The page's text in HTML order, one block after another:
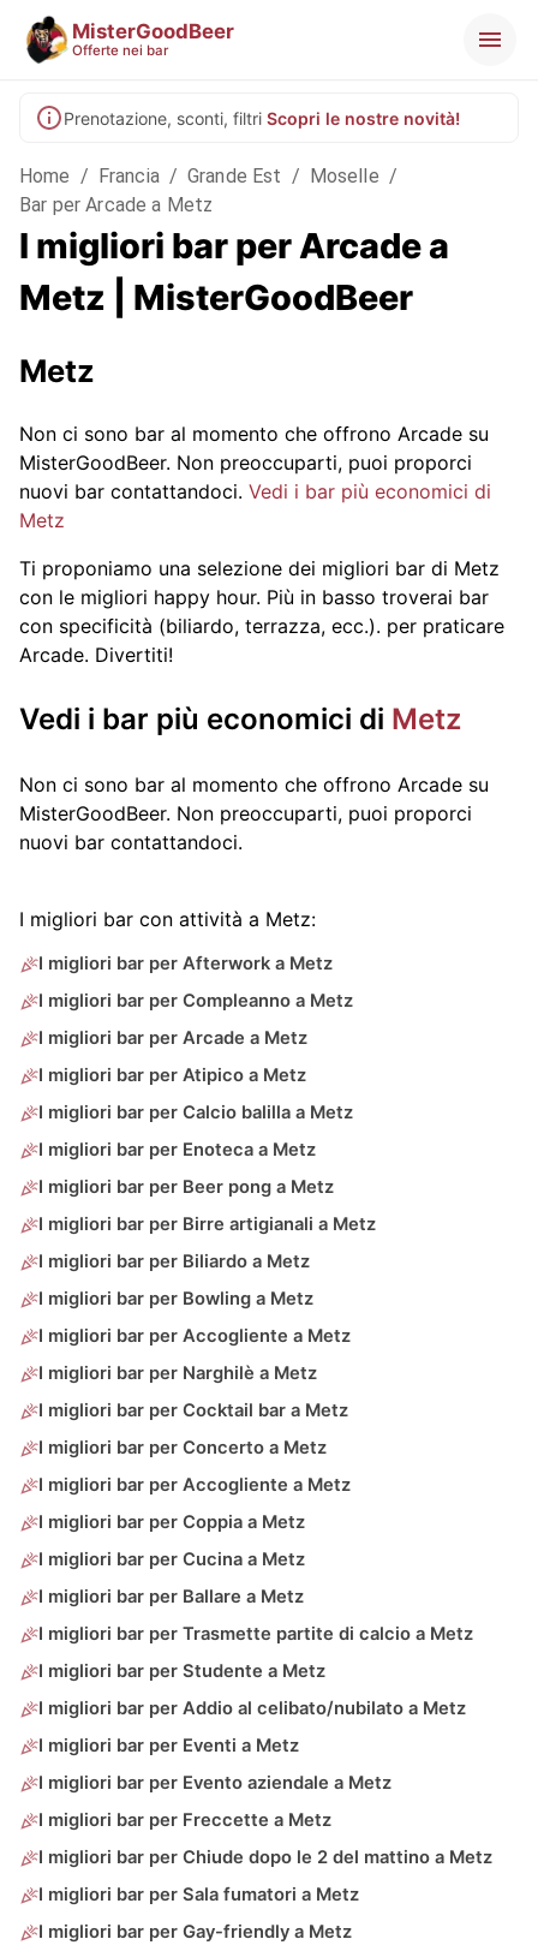
MisterGoodBeer
Offerte nei bar
Prenotazione, sconti, filtri Scopri le nostre novità!
Home / Francia / Grande Est / Moselle /
Bar per Arcade a Metz
I migliori bar per Arcade a
Metz | MisterGoodBeer
Metz
Non ci sono bar al momento che offrono Arcade su
MisterGoodBeer. Non preoccuparti, puoi proporci
nuovi bar contattandoci. Vedi i bar più economici di
Metz
Ti proponiamo una selezione dei migliori bar di Metz
con le migliori happy hour. Più in basso troverai bar
con specificità (biliardo, terrazza, ecc.). per praticare
Arcade. Divertiti!
Vedi i bar più economici di Metz
Non ci sono bar al momento che offrono Arcade su
MisterGoodBeer. Non preoccuparti, puoi proporci
nuovi bar contattandoci.
I migliori bar con attività a Metz:
I migliori bar per Afterwork a Metz
I migliori bar per Compleanno a Metz
I migliori bar per Arcade a Metz
I migliori bar per Atipico a Metz
I migliori bar per Calcio balilla a Metz
I migliori bar per Enoteca a Metz
I migliori bar per Beer pong a Metz
I migliori bar per Birre artigianali a Metz
I migliori bar per Biliardo a Metz
I migliori bar per Bowling a Metz
I migliori bar per Accogliente a Metz
I migliori bar per Narghilè a Metz
I migliori bar per Cocktail bar a Metz
I migliori bar per Concerto a Metz
I migliori bar per Accogliente a Metz
I migliori bar per Coppia a Metz
I migliori bar per Cucina a Metz
I migliori bar per Ballare a Metz
I migliori bar per Trasmette partite di calcio a Metz
I migliori bar per Studente a Metz
I migliori bar per Addio al celibato/nubilato a Metz
I migliori bar per Eventi a Metz
I migliori bar per Evento aziendale a Metz
I migliori bar per Freccette a Metz
I migliori bar per Chiude dopo le 2 del mattino a Metz
I migliori bar per Sala fumatori a Metz
I migliori bar per Gay-friendly a Metz